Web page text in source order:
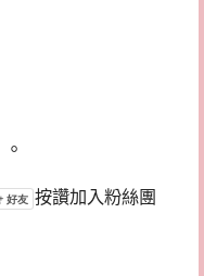
按讚加入粉絲團